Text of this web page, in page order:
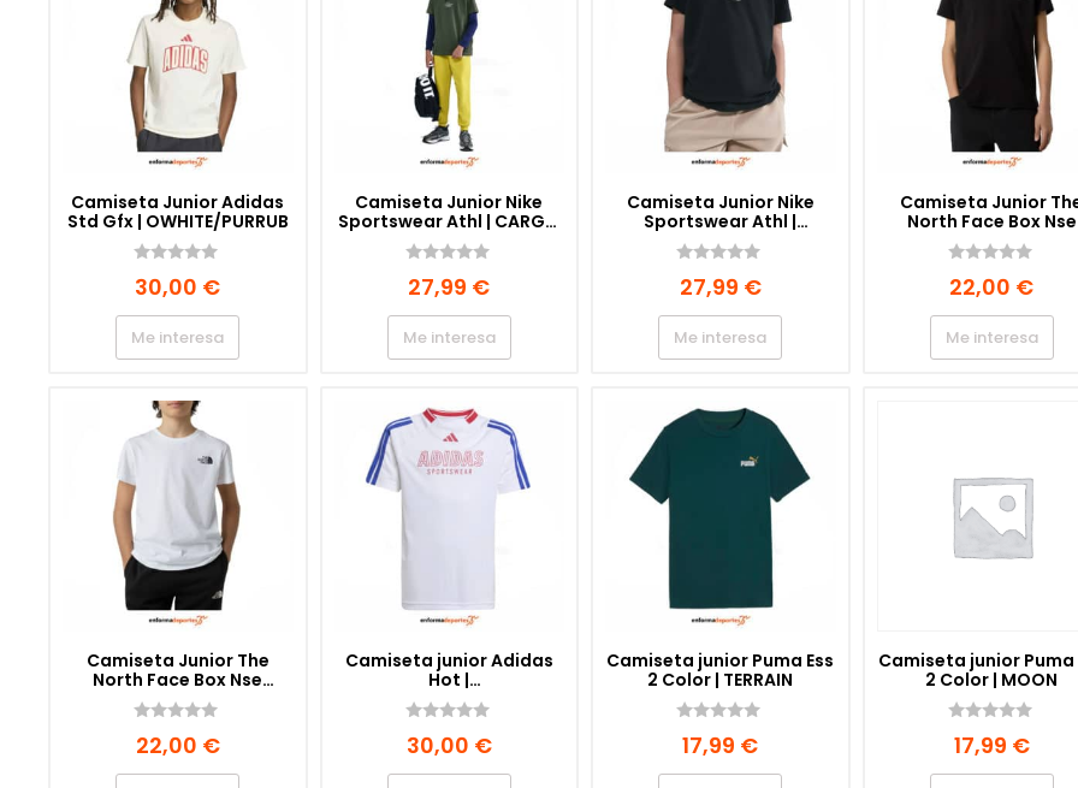
Camiseta Junior Adidas
Std Gfx | OWHITE/PURRUB
d
5
30,00 €
Me interesa
Camiseta Junior Nike
Sportswear Athl | CARGO
KHAKI/BLACK
d
5
27,99 €
Me interesa
Camiseta Junior Nike
Sportswear Athl |
BLACK/UNIVERSITY GOLD
d
5
27,99 €
Me interesa
Camiseta Junior
North Face Box Nse
Regular SS | TNF
d
5
22,00 €
Me interesa
Camiseta Junior The
North Face Box Nse
Regular SS | TNF WHITE
d
5
22,00 €
Camiseta junior Adidas
Hot |
WHITE/SELUBL/PURRUB
d
5
30,00 €
Camiseta junior Puma Ess
2 Color | TERRAIN
5
17,99 €
Camiseta junior Puma
2 Color | MOON
5
17,99 €